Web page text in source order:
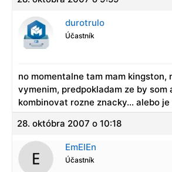
durotrulo
Účastník
no momentalne tam mam kingston,
vymenim, predpokladam ze by som
kombinovat rozne znacky… alebo je
28. októbra 2007 o 10:18
EmElEn
Účastník